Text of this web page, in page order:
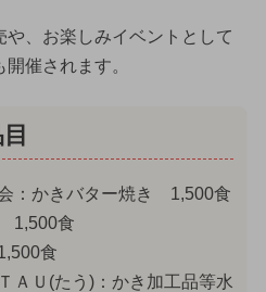
、お楽しみイベントとして
催されます。
：かきバター焼き 1,500食
1,500食
食
ＡＵ(たう)：かき加工品等水